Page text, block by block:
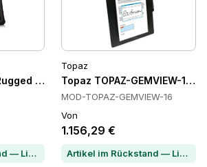
Tablets, 4 GB, 64 GB, Android
Artikel im Rückstand — Lieferzeit per Chat erfragen
Topaz
Topaz TOPAZ-GEMVIEW-16
MOD-TOPAZ-GEMVIEW-16
Von
1.156,29 €
Artikel im Rückstand — Lieferzeit per Chat erfragen